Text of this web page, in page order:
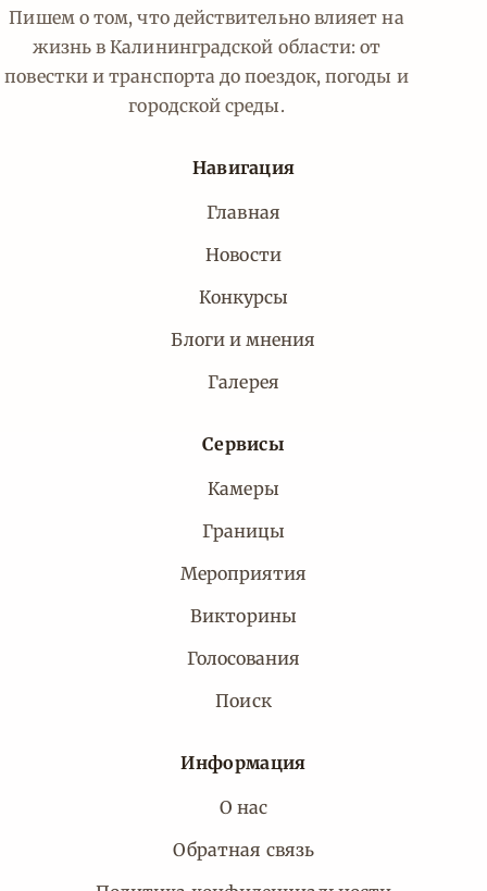
Пишем о том, что действительно влияет на
жизнь в Калининградской области: от
повестки и транспорта до поездок, погоды и
городской среды.
Навигация
Главная
Новости
Конкурсы
Блоги и мнения
Галерея
Сервисы
Камеры
Границы
Мероприятия
Викторины
Голосования
Поиск
Информация
О нас
Обратная связь